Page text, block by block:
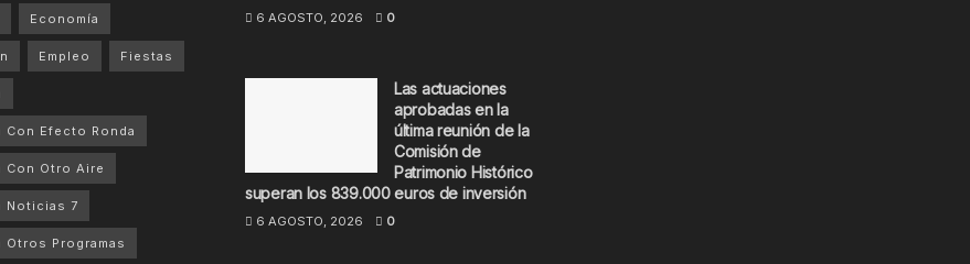
Economía
Empleo Fiestas
Con Efecto Ronda
Con Otro Aire
Noticias 7
Otros Programas
6 AGOSTO, 2026 0
Las actuaciones
aprobadas en la
última reunión de la
Comisión de
Patrimonio Histórico
superan los 839.000 euros de inversión
6 AGOSTO, 2026 0